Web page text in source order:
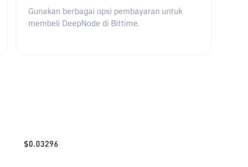
Gunakan berbagai opsi pembayaran untuk
membeli DeepNode di Bittime.
$0.03296